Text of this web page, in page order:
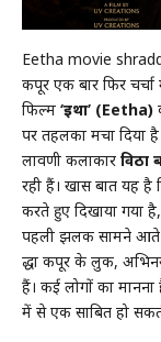
Eetha movie
कपूर एक बार फिर
फिल्म ‘ईथा’ (Eetha)
पर तहलका मचा दिया
लावणी कलाकार विठा
रही हैं। खास बात यह है
करते हुए दिखाया गया
पहली झलक सामने आते
श्रद्धा कपूर के लुक,
हैं। कई लोगों का मानना
में से एक साबित हो